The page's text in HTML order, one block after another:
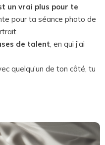
un vrai plus pour te
pour ta séance photo de
de talent, en qui j’ai
quelqu’un de ton côté, tu